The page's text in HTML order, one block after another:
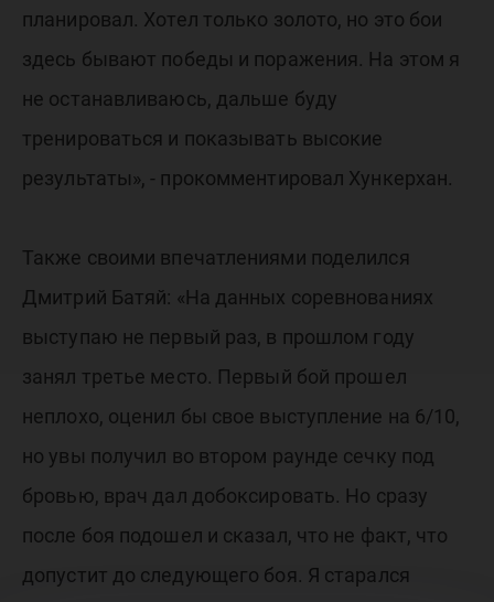
планировал. Хотел только золото, но это бои
здесь бывают победы и поражения. На этом я
не останавливаюсь, дальше буду
тренироваться и показывать высокие
результаты», - прокомментировал Хункерхан.
Также своими впечатлениями поделился
Дмитрий Батяй: «На данных соревнованиях
выступаю не первый раз, в прошлом году
занял третье место. Первый бой прошел
неплохо, оценил бы свое выступление на 6/10,
но увы получил во втором раунде сечку под
бровью, врач дал добоксировать. Но сразу
после боя подошел и сказал, что не факт, что
допустит до следующего боя. Я старался